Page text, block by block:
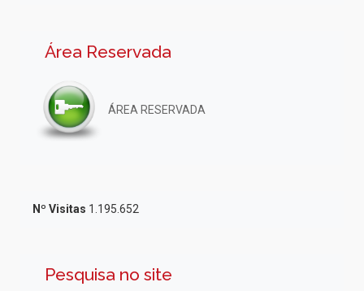
Área Reservada
ÁREA RESERVADA
Nº Visitas 1.195.652
Pesquisa no site